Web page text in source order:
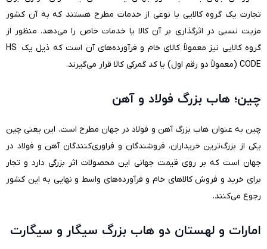
تجارت یک گروه کالایی یا نوعی از خدمات مطرح هستند که به آن کشور
مزیت نسبی در اثرگذاری بر آن کالا یا خدمات خاص را می‌دهد. منظور از
گروه کالایی نیز معمولاً کالای خام و فرآورده‌های آن است که ذیل یک HS
CODE (معمولاً دو رقم اول) یا کد گمرکی کالا قرار می‌گیرند.
چین؛ هاب بزرگ فولاد و آهن
چین به عنوان هاب بزرگ آهن و فولاد در جهان مطرح است. این یعنی چین
یکی از بزرگ‌ترین خریداران، فروشندگان و فراوری‌کنندگان آهن و فولاد در
جهان است که بر روی قیمت جهانی این محصولات اثر بزرگی دارد و تجار
برای خرید و فروش کالاهای خام و فرآورده‌های واسط و نهایی به این کشور
رجوع می‌کنند.
امارات و لهستان دو هاب بزرگ سیگار و سیگارت